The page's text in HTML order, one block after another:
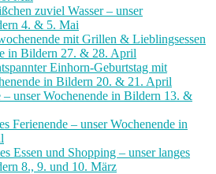
zuviel Wasser – unser
4. & 5. Mai
mit Grillen & Lieblingsessen
in Bildern 27. & 28. April
Einhorn-Geburtstag mit
in Bildern 20. & 21. April
– unser Wochenende in Bildern 13. &
Ferienende – unser Wochenende in
Essen und Shopping – unser langes
8., 9. und 10. März